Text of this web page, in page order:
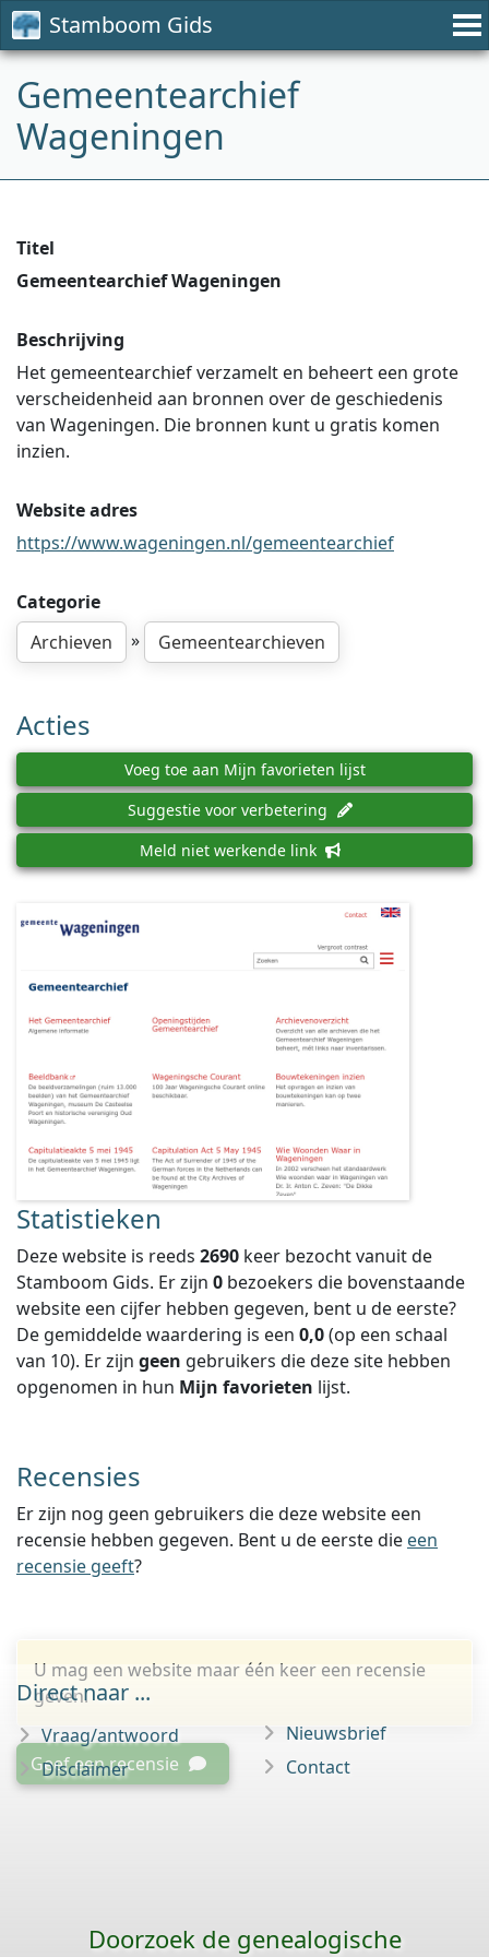
Stamboom Gids
Gemeentearchief
Wageningen
Titel
Gemeentearchief Wageningen
Beschrijving
Het gemeentearchief verzamelt en beheert een grote
verscheidenheid aan bronnen over de geschiedenis
van Wageningen. Die bronnen kunt u gratis komen
inzien.
Website adres
https://www.wageningen.nl/gemeentearchief
Categorie
Archieven
» Gemeentearchieven
Acties
Voeg toe aan Mijn favorieten lijst
Suggestie voor verbetering
Meld niet werkende link
Statistieken
Deze website is reeds 2690 keer bezocht vanuit de
Stamboom Gids. Er zijn 0 bezoekers die bovenstaande
website een cijfer hebben gegeven, bent u de eerste?
De gemiddelde waardering is een 0,0(op een schaal
van 10). Er zijn geen gebruikers die deze site hebben
opgenomen in hun Mijn favorieten lijst.
Recensies
Er zijn nog geen gebruikers die deze website een
recensie hebben gegeven. Bent u de eerste die een
recensie geeft?
U mag een website maar één keer een recensie
geven.
Geef een recensie
Direct naar ...
Vraag/antwoord
Disclaimer
Nieuwsbrief
Contact
Doorzoek de genealogische